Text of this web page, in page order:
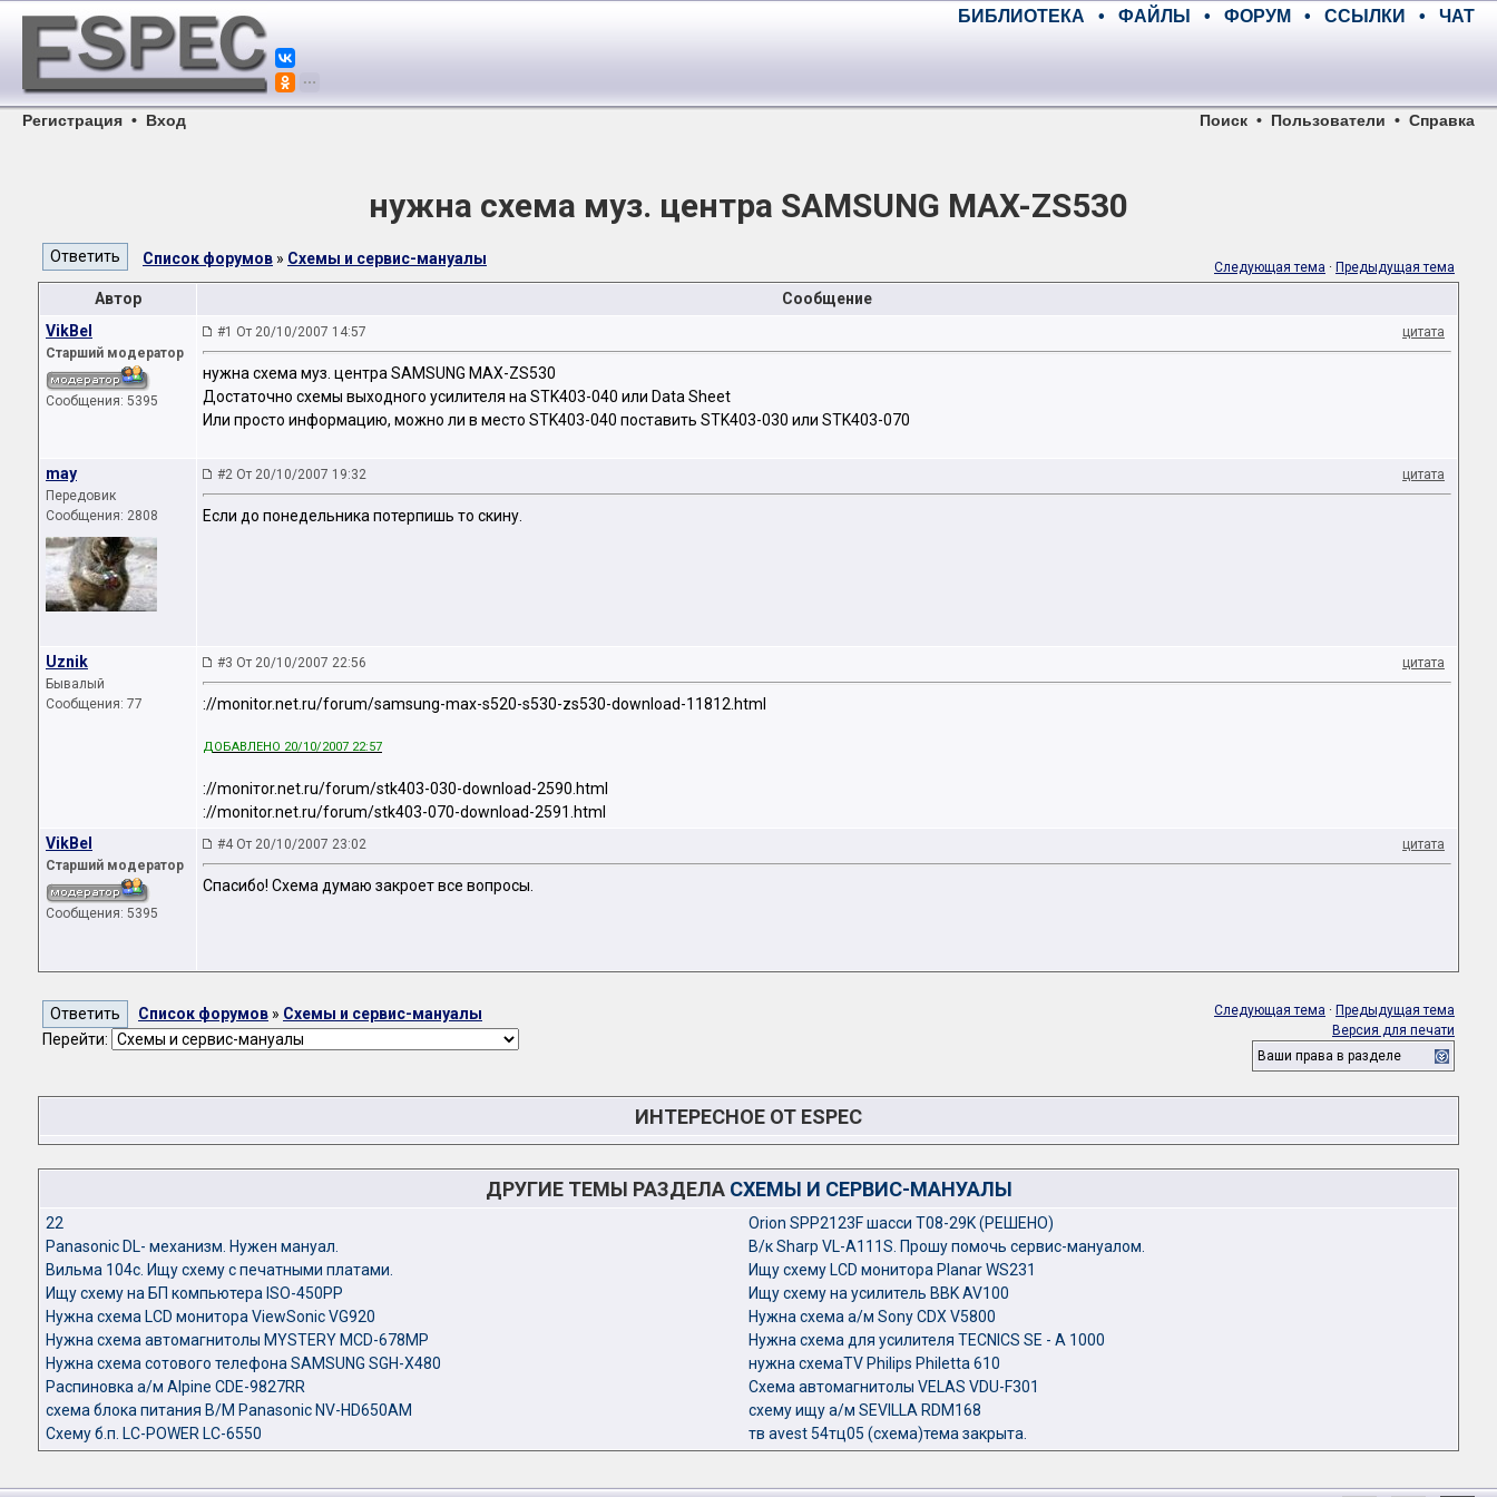
БИБЛИОТЕКА • ФАЙЛЫ • ФОРУМ • ССЫЛКИ • ЧАТ
Регистрация • Вход Поиск • Пользователи • Справка
нужна схема муз. центра SAMSUNG MAX-ZS530
Список форумов » Схемы и сервис-мануалы Следующая тема · Предыдущая тема
Автор
Сообщение
VikBel
Старший модератор
Сообщения: 5395
#1 От 20/10/2007 14:57 цитата
нужна схема муз. центра SAMSUNG MAX-ZS530
Достаточно схемы выходного усилителя на STK403-040 или Data Sheet
Или просто информацию, можно ли в место STK403-040 поставить STK403-030 или STK403-070
may
Передовик
Сообщения: 2808
#2 От 20/10/2007 19:32 цитата
Если до понедельника потерпишь то скину.
Uznik
Бывалый
Сообщения: 77
#3 От 20/10/2007 22:56 цитата
://mоnitоr.net.ru/forum/samsung-max-s520-s530-zs530-download-11812.html
ДОБАВЛЕНО 20/10/2007 22:57
://mоniтоr.net.ru/forum/stk403-030-download-2590.html
://mоnitоr.net.ru/forum/stk403-070-download-2591.html
VikBel
Старший модератор
Сообщения: 5395
#4 От 20/10/2007 23:02 цитата
Спасибо! Схема думаю закроет все вопросы.
Список форумов » Схемы и сервис-мануалы
Перейти:
Следующая тема · Предыдущая тема
Версия для печати
Ваши права в разделе
ИНТЕРЕСНОЕ ОТ ESPEC
ДРУГИЕ ТЕМЫ РАЗДЕЛА СХЕМЫ И СЕРВИС-МАНУАЛЫ
22
Orion SPP2123F шасси T08-29K (РЕШЕНО)
Panasonic DL- механизм. Нужен мануал.
В/к Sharp VL-A111S. Прошу помочь сервис-мануалом.
Вильма 104с. Ищу схему с печатными платами.
Ищу схему LCD монитора Planar WS231
Ищу схему на БП компьютера ISO-450PP
Ищу схему на усилитель BBK AV100
Нужна схема LCD монитора ViewSonic VG920
Нужна схема а/м Sony CDX V5800
Нужна схема автомагнитолы MYSTERY MCD-678MP
Нужна схема для усилителя TECNICS SE - A 1000
Нужна схема сотового телефона SAMSUNG SGH-X480
нужна схемаTV Philips Philetta 610
Распиновка а/м Alpine CDE-9827RR
Схема автомагнитолы VELAS VDU-F301
схема блока питания В/М Panasonic NV-HD650АM
схему ищу а/м SEVILLA RDM168
Схему б.п. LC-POWER LC-6550
тв avest 54тц05 (схема)тема закрыта.